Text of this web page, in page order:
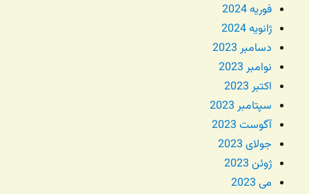
فوریه 2024
ژانویه 2024
دسامبر 2023
نوامبر 2023
اکتبر 2023
سپتامبر 2023
آگوست 2023
جولای 2023
ژوئن 2023
می 2023